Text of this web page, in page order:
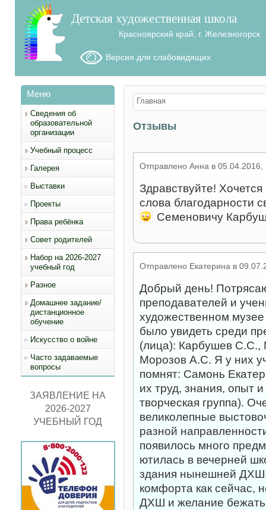
Детская художественная школа
Красноярский край, г. Железногорск
Версия для слабовидящих
Меню
Сведения об
образовательной
организации
Учебный процесс
Галерея
Выставки
Проекты
Права ребёнка
Совет родителей
Набор на 2026-2027
учебный год
Разное
Домашнее задание/
дистанционное
обучение
Искусство о войне
Часто задаваемые
вопросы
ЗАЯВЛЕНИЕ НА
2026-2027
УЧЕБНЫЙ ГОД
Вы здесь
Главная
Отзывы
ОтправленоАнна в05.04.2016,
Здравствуйте!
слова благодарности
Семеновичу
Отправлено Екатерина в
Добрый день!
преподавателей и
художественном
было увидеть среди
(лица): Карбушев С.С.,
Морозов А.С. Я у них
помнят: Самонь
их труд, знания, опыт
творческая группа).
великолепные
разной
появилось много
ютилась в вечерней
здания нынешней ДХШ,
комфорта как сейчас,
ДХШ и желание бежать